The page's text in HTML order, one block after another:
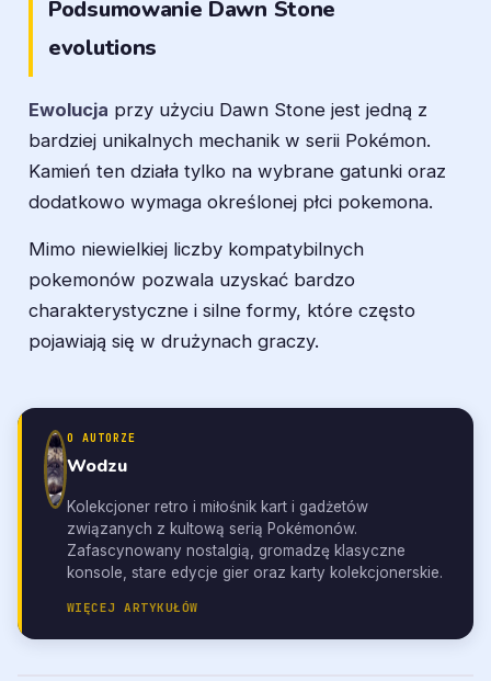
Podsumowanie Dawn Stone
evolutions
Ewolucja przy użyciu Dawn Stone jest jedną z
bardziej unikalnych mechanik w serii Pokémon.
Kamień ten działa tylko na wybrane gatunki oraz
dodatkowo wymaga określonej płci pokemona.
Mimo niewielkiej liczby kompatybilnych
pokemonów pozwala uzyskać bardzo
charakterystyczne i silne formy, które często
pojawiają się w drużynach graczy.
O AUTORZE
Wodzu
Kolekcjoner retro i miłośnik kart i gadżetów
związanych z kultową serią Pokémonów.
Zafascynowany nostalgią, gromadzę klasyczne
konsole, stare edycje gier oraz karty kolekcjonerskie.
WIĘCEJ ARTYKUŁÓW